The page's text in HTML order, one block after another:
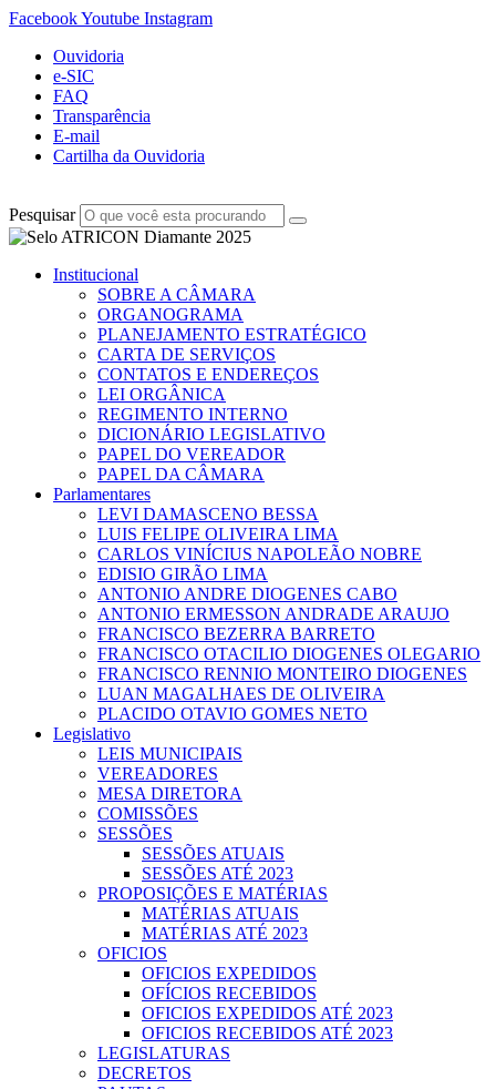
FacebookYoutube Instagram
Ouvidoria
e-SIC
FAQ
Transparência
E-mail
Cartilha da Ouvidoria
Pesquisar
Institucional
SOBRE A CÂMARA
ORGANOGRAMA
PLANEJAMENTO ESTRATÉGICO
CARTA DE SERVIÇOS
CONTATOS E ENDEREÇOS
LEI ORGÂNICA
REGIMENTO INTERNO
DICIONÁRIO LEGISLATIVO
PAPEL DO VEREADOR
PAPEL DA CÂMARA
Parlamentares
LEVI DAMASCENO BESSA
LUIS FELIPE OLIVEIRA LIMA
CARLOS VINÍCIUS NAPOLEÃO NOBRE
EDISIO GIRÃO LIMA
ANTONIO ANDRE DIOGENES CABO
ANTONIO ERMESSON ANDRADE ARAUJO
FRANCISCO BEZERRA BARRETO
FRANCISCO OTACILIO DIOGENES OLEGARIO
FRANCISCO RENNIO MONTEIRO DIOGENES
LUAN MAGALHAES DE OLIVEIRA
PLACIDO OTAVIO GOMES NETO
Legislativo
LEIS MUNICIPAIS
VEREADORES
MESA DIRETORA
COMISSÕES
SESSÕES
SESSÕES ATUAIS
SESSÕES ATÉ 2023
PROPOSIÇÕES E MATÉRIAS
MATÉRIAS ATUAIS
MATÉRIAS ATÉ 2023
OFICIOS
OFICIOS EXPEDIDOS
OFÍCIOS RECEBIDOS
OFICIOS EXPEDIDOS ATÉ 2023
OFICIOS RECEBIDOS ATÉ 2023
LEGISLATURAS
DECRETOS